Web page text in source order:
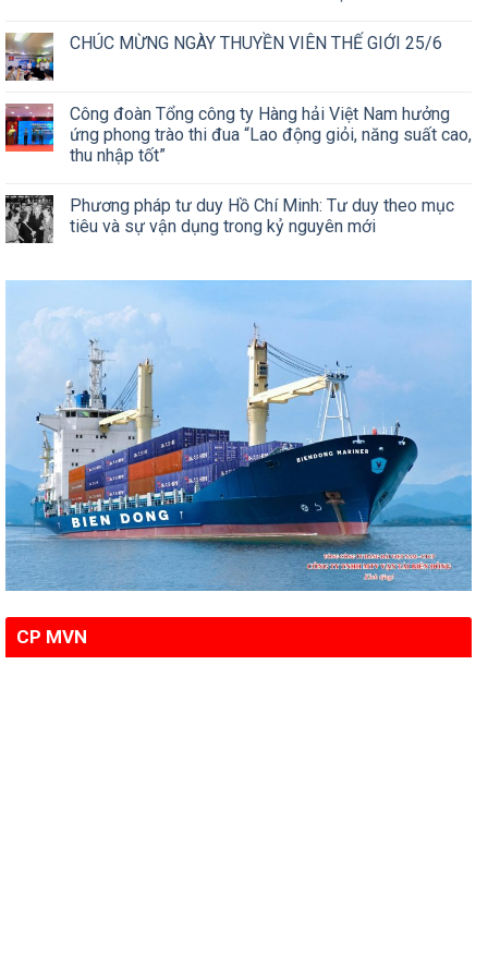
CHÚC MỪNG NGÀY THUYỀN VIÊN THẾ GIỚI 25/6
Công đoàn Tổng công ty Hàng hải Việt Nam hưởng
ứng phong trào thi đua “Lao động giỏi, năng suất cao,
thu nhập tốt”
Phương pháp tư duy Hồ Chí Minh: Tư duy theo mục
tiêu và sự vận dụng trong kỷ nguyên mới
CP MVN